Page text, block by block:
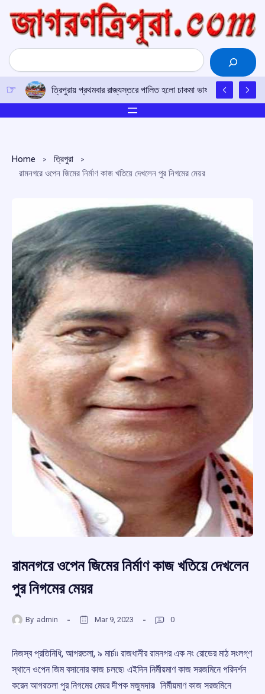
content
Search
ত্রিপুরায় প্রথমবার রাজ্যস্তরে পালিত হলো চাকমা ভাষা ও লিপি দিবস,
Home
ত্রিপুরা
রামনগরে ওপেন জিমের নির্মাণ কাজ খতিয়ে দেখলেন পুর নিগমের মেয়র
রামনগরে ওপেন জিমের নির্মাণ কাজ খতিয়ে দেখলেন
পুর নিগমের মেয়র
By admin Mar 9, 2023 0
নিজস্ব প্রতিনিধি, আগরতলা, ৯ মার্চ৷৷ রাজধানীর রামনগর এক নং রোডের মাঠ সংলগ্ণ
স্থানে ওপেন জিম বসানোর কাজ চলছে৷ এইদিন নির্মীয়মাণ কাজ সরজমিনে পরিদর্শন
করেন আগরতলা পুর নিগমের মেয়র দীপক মজুমদার৷ নির্মীয়মাণ কাজ সরজমিনে